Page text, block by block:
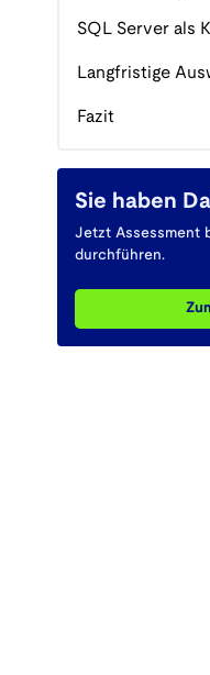
SQL Server als
Langfristige
Fazit
Sie haben
Jetzt Assessment
durchführen.